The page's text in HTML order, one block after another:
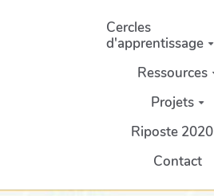
Aller au contenu principal
Cercles
d'apprentissage
Ressources
Projets
Riposte 2020
Contact